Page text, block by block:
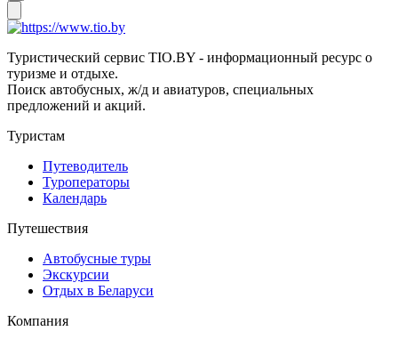
Туристический сервис TIO.BY - информационный ресурс о
туризме и отдыхе.
Поиск автобусных, ж/д и авиатуров, специальных
предложений и акций.
Туристам
Путеводитель
Туроператоры
Календарь
Путешествия
Автобусные туры
Экскурсии
Отдых в Беларуси
Компания